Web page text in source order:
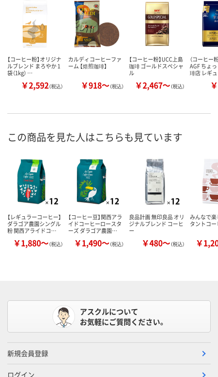
【コーヒー粉】オリジナ
ルブレンド まろやか 1
袋（1kg） …
￥2,592（税込）
カルディコーヒーファ
ーム 【焙煎珈琲】
￥918～（税込）
【コーヒー粉】UCC上島
珈琲 ゴールドスペシャ
ル
￥2,467～（税込）
（コーヒー
AGF ちょ
琲店 レギ
この商品を見た人はこちらも見ています
【レギュラーコーヒー】
ダラゴア農園シングル
粉 関西アライドコ…
￥1,880～（税込）
【コーヒー豆】関西アラ
イドコーヒーロースタ
ーズ ダラゴア農園…
￥1,490～（税込）
良品計画 無印良品 オリ
ジナルブレンド コーヒ
ー
￥480～（税込）
みんなで
タントコ
￥
アスクルについて
お気軽にご質問ください。
新規会員登録
ログイン